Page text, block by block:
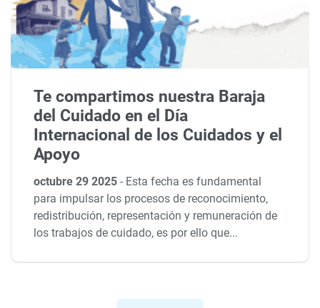
Te compartimos nuestra Baraja
del Cuidado en el Día
Internacional de los Cuidados y el
Apoyo
octubre 29 2025- Esta fecha es fundamental
para impulsar los procesos de reconocimiento,
redistribución, representación y remuneración de
los trabajos de cuidado, es por ello que...